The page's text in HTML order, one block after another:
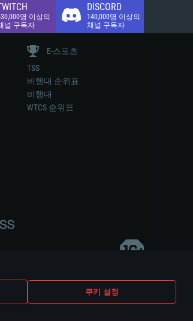
쿠키 설정
명 이상의
널 구독자
DISCORD
140,000명 이상의
채널 구독자
E-스포츠
TSS
비행대 순위표
비행대
WTCS 순위표